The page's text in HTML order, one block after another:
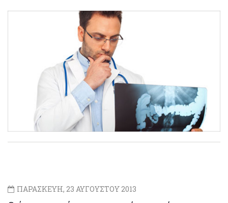
ΠΑΡΑΣΚΕΥΗ, 23 ΑΥΓΟΥΣΤΟΥ 2013